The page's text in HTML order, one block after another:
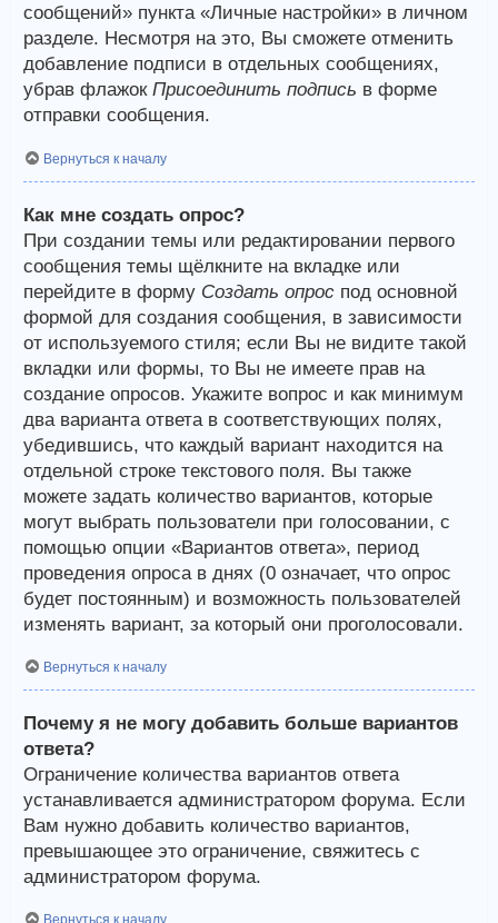
сообщений» пункта «Личные настройки» в личном
разделе. Несмотря на это, Вы сможете отменить
добавление подписи в отдельных сообщениях,
убрав флажок Присоединить подпись в форме
отправки сообщения.
Вернуться к началу
Как мне создать опрос?
При создании темы или редактировании первого
сообщения темы щёлкните на вкладке или
перейдите в форму Создать опрос под основной
формой для создания сообщения, в зависимости
от используемого стиля; если Вы не видите такой
вкладки или формы, то Вы не имеете прав на
создание опросов. Укажите вопрос и как минимум
два варианта ответа в соответствующих полях,
убедившись, что каждый вариант находится на
отдельной строке текстового поля. Вы также
можете задать количество вариантов, которые
могут выбрать пользователи при голосовании, с
помощью опции «Вариантов ответа», период
проведения опроса в днях (0 означает, что опрос
будет постоянным) и возможность пользователей
изменять вариант, за который они проголосовали.
Вернуться к началу
Почему я не могу добавить больше вариантов
ответа?
Ограничение количества вариантов ответа
устанавливается администратором форума. Если
Вам нужно добавить количество вариантов,
превышающее это ограничение, свяжитесь с
администратором форума.
Вернуться к началу